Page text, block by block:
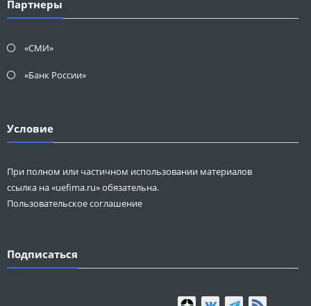
Партнеры
«СМИ»
«Банк России»
Условие
При полном или частичном использовании материалов
ссылка на «uefima.ru» обязательна.
Пользовательское соглашение
Подписаться